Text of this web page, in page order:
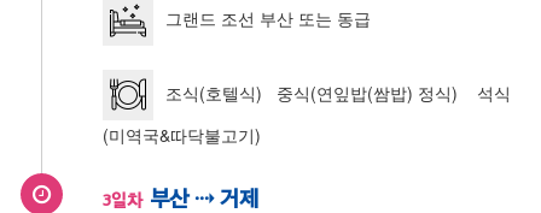
그랜드 조선 부산 또는 동급
조식(호텔식) 중식(연잎밥(쌈밥) 정식) 석식
(미역국&따닥불고기)
3일차 부산 ⇢ 거제